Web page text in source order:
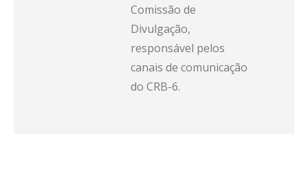
Comissão de
Divulgação,
responsável pelos
canais de comunicação
do CRB-6.